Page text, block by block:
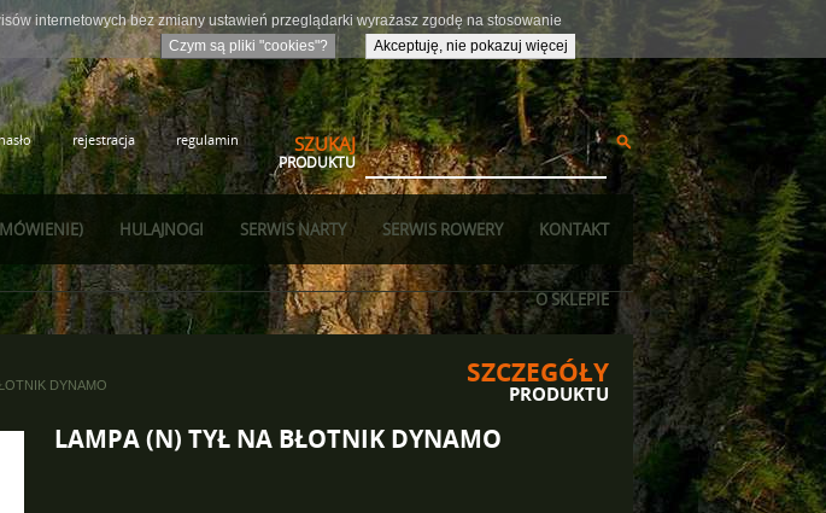
internetowych bez zmiany ustawień przeglądarki wyrażasz zgodę na stosowanie
Akceptuję, nie pokazuj więcej
Czym są pliki "cookies"?
regulamin
rejestracja SZUKAJ
PRODUKTU
KONTAKT
SERWIS ROWERY
SERWIS NARTY
HULAJNOGI
O SKLEPIE
SZCZEGÓŁY
PRODUKTU
DYNAMO
LAMPA (N) TYŁ NA BŁOTNIK DYNAMO